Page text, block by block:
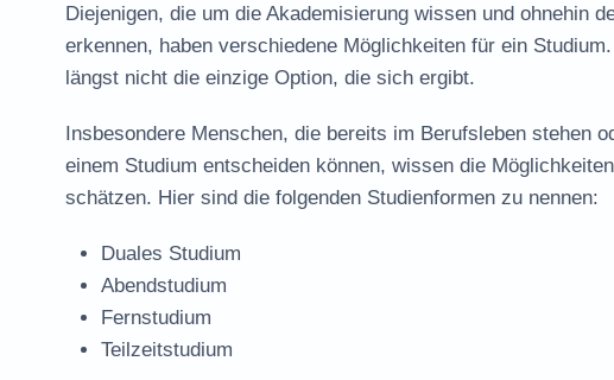
Diejenigen, die um die Akademisierung wissen und ohnehin
erkennen, haben verschiedene Möglichkeiten für ein
längst nicht die einzige Option, die sich ergibt.
Insbesondere Menschen, die bereits im Berufsleben stehen
einem Studium entscheiden können, wissen die
schätzen. Hier sind die folgenden Studienformen zu nennen:
Duales Studium
Abendstudium
Fernstudium
Teilzeitstudium